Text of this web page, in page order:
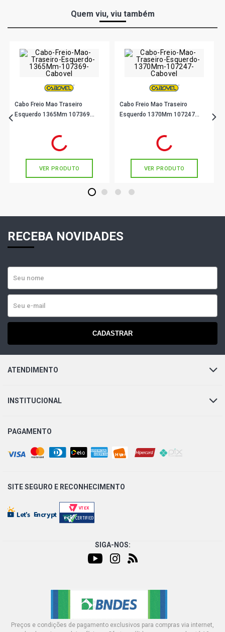
LOGUS CLI SEDAN 1.8 8V AP (1993 - 1997)
LOGUS GL SEDAN 1.8 8V AP (1993 - 1997)
LOGUS GL I SEDAN 1.8 8V AP (1993 - 1997)
LOGUS GLS SEDAN 1.8 8V AP (1993 - 1996)
LOGUS GLS SEDAN 2.0 8V AP (1993 - 1996)
LOGUS GLS I SEDAN 2.0 8V AP (1993 - 1996)
LOGUS WOLFSBURG SEDAN 2.0 8V AP (1993 - 1997)
POINTER GL HATCH 2.0 8V AP (1994 - 1996)
Quem viu, viu também
Cabo Freio Mao Traseiro
Esquerdo 1365Mm 107369
em até 1x de
VER PRODUTO
Cabo Freio Mao Traseiro
Esquerdo 1370Mm 107247
em até 4x de
VER PRODUTO
1 2 3 4
RECEBA NOVIDADES
CADASTRAR
ATENDIMENTO
INSTITUCIONAL
PAGAMENTO
SITE SEGURO E RECONHECIMENTO
SIGA-NOS:
Preços e condições de pagamento exclusivos para compras via internet,